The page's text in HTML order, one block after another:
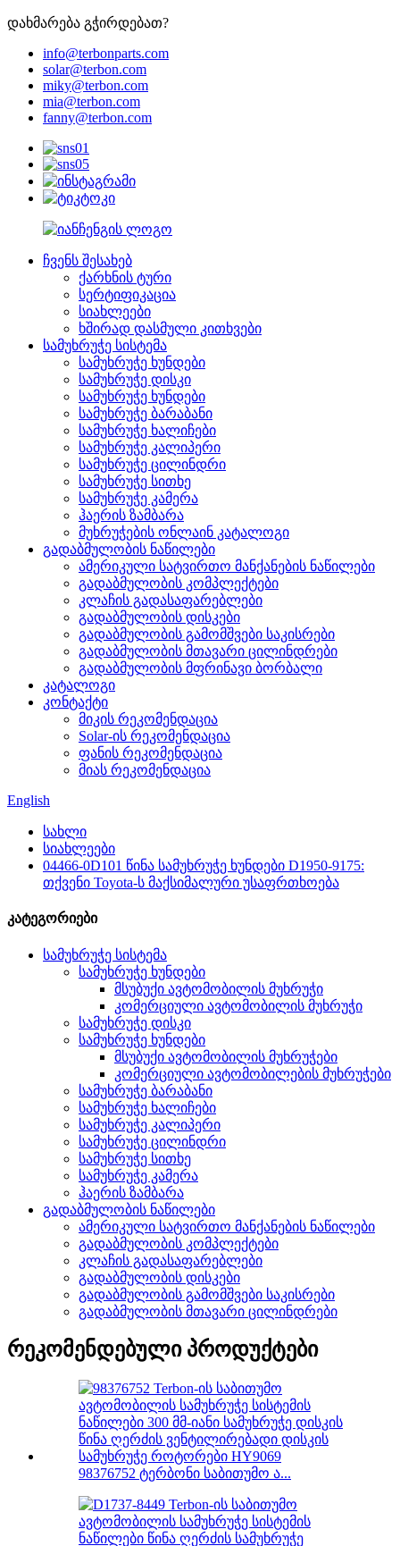
დახმარება გჭირდებათ?
info@terbonparts.com
solar@terbon.com
miky@terbon.com
mia@terbon.com
fanny@terbon.com
ჩვენს შესახებ
ქარხნის ტური
სერტიფიკაცია
სიახლეები
ხშირად დასმული კითხვები
სამუხრუჭე სისტემა
სამუხრუჭე ხუნდები
სამუხრუჭე დისკი
სამუხრუჭე ხუნდები
სამუხრუჭე ბარაბანი
სამუხრუჭე ხალიჩები
სამუხრუჭე კალიპერი
სამუხრუჭე ცილინდრი
სამუხრუჭე სითხე
სამუხრუჭე კამერა
ჰაერის ზამბარა
მუხრუჭების ონლაინ კატალოგი
გადაბმულობის ნაწილები
ამერიკული სატვირთო მანქანების ნაწილები
გადაბმულობის კომპლექტები
კლაჩის გადასაფარებლები
გადაბმულობის დისკები
გადაბმულობის გამომშვები საკისრები
გადაბმულობის მთავარი ცილინდრები
გადაბმულობის მფრინავი ბორბალი
კატალოგი
კონტაქტი
მიკის რეკომენდაცია
Solar-ის რეკომენდაცია
ფანის რეკომენდაცია
მიას რეკომენდაცია
English
სახლი
სიახლეები
04466-0D101 წინა სამუხრუჭე ხუნდები D1950-9175:
თქვენი Toyota-ს მაქსიმალური უსაფრთხოება
კატეგორიები
სამუხრუჭე სისტემა
სამუხრუჭე ხუნდები
მსუბუქი ავტომობილის მუხრუჭი
კომერციული ავტომობილის მუხრუჭი
სამუხრუჭე დისკი
სამუხრუჭე ხუნდები
მსუბუქი ავტომობილის მუხრუჭები
კომერციული ავტომობილების მუხრუჭები
სამუხრუჭე ბარაბანი
სამუხრუჭე ხალიჩები
სამუხრუჭე კალიპერი
სამუხრუჭე ცილინდრი
სამუხრუჭე სითხე
სამუხრუჭე კამერა
ჰაერის ზამბარა
გადაბმულობის ნაწილები
ამერიკული სატვირთო მანქანების ნაწილები
გადაბმულობის კომპლექტები
კლაჩის გადასაფარებლები
გადაბმულობის დისკები
გადაბმულობის გამომშვები საკისრები
გადაბმულობის მთავარი ცილინდრები
რეკომენდებული პროდუქტები
98376752 ტერბონი საბითუმო ა...